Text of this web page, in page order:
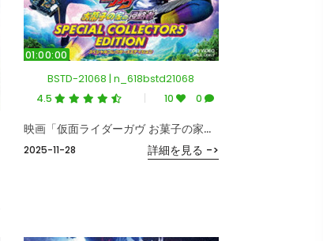
01:00:00
BSTD-21068 | n_618bstd21068
4.5 10 0
2025-11-28
映画「仮面ライダーガヴ お菓子の家の侵略者」スペシャルコレクターズエディション（初回生産限定版） （ブルーレイディスク）
詳細を見る ->